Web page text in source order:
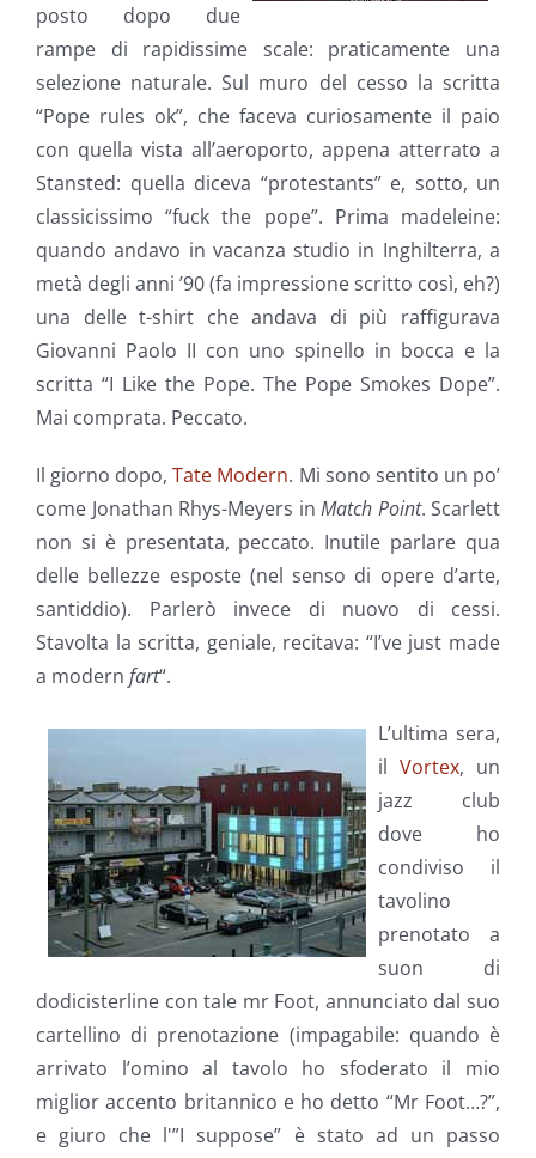
posto dopo due
rampe di rapidissime scale: praticamente una
selezione naturale. Sul muro del cesso la scritta
“Pope rules ok”, che faceva curiosamente il paio
con quella vista all’aeroporto, appena atterrato a
Stansted: quella diceva “protestants” e, sotto, un
classicissimo “fuck the pope”. Prima madeleine:
quando andavo in vacanza studio in Inghilterra, a
metà degli anni ’90 (fa impressione scritto così, eh?)
una delle t-shirt che andava di più raffigurava
Giovanni Paolo II con uno spinello in bocca e la
scritta “I Like the Pope. The Pope Smokes Dope”.
Mai comprata. Peccato.
Il giorno dopo,Tate Modern. Mi sono sentito un po’
come Jonathan Rhys-Meyers in Match Point. Scarlett
non si è presentata, peccato. Inutile parlare qua
delle bellezze esposte (nel senso di opere d’arte,
santiddio). Parlerò invece di nuovo di cessi.
Stavolta la scritta, geniale, recitava: “I’ve just made
a modern fart“.
L’ultima sera,
il Vortex, un
jazz club
dove ho
condiviso il
tavolino
prenotato a
suon di
dodicisterline con tale mr Foot, annunciato dal suo
cartellino di prenotazione (impagabile: quando è
arrivato l’omino al tavolo ho sfoderato il mio
miglior accento britannico e ho detto “Mr Foot…?”,
e giuro che l'”I suppose” è stato ad un passo